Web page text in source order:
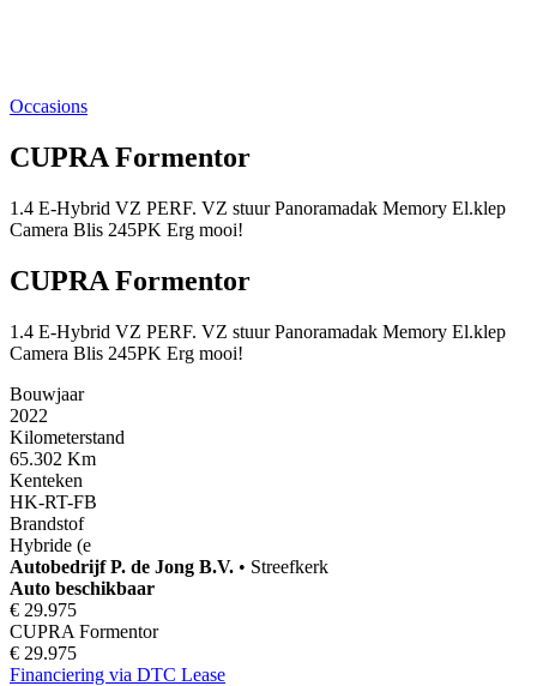
Occasions
CUPRA Formentor
1.4 E-Hybrid VZ PERF. VZ stuur Panoramadak Memory El.klep
Camera Blis 245PK Erg mooi!
CUPRA Formentor
1.4 E-Hybrid VZ PERF. VZ stuur Panoramadak Memory El.klep
Camera Blis 245PK Erg mooi!
Bouwjaar
2022
Kilometerstand
65.302 Km
Kenteken
HK-RT-FB
Brandstof
Hybride (e
AutobedrijfP. de Jong B.V. • Streefkerk
Auto beschikbaar
€ 29.975
CUPRA Formentor
€ 29.975
Financiering via DTC Lease